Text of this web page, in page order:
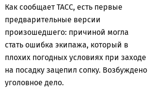
Как сообщает ТАСС, есть первые
предварительные версии
произошедшего: причиной могла
стать ошибка экипажа, который в
плохих погодных условиях при заходе
на посадку зацепил сопку. Возбуждено
уголовное дело.